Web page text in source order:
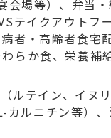
会場等）、弁当
テイクアウトフ
者・高齢者食宅
わらか食、栄養
ルテイン、イヌ
カルニチン等）